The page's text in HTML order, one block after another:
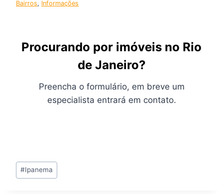
Bairros, Informações
Procurando por imóveis no Rio
de Janeiro?
Preencha o formulário, em breve um
especialista entrará em contato.
Tags
do
#Ipanema